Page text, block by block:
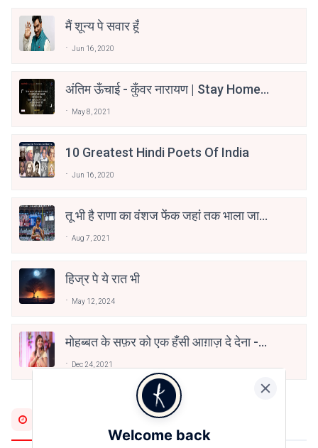
मैं शून्य पे सवार हूँ
Jun 16, 2020
अंतिम ऊँचाई - कुँवर नारायण | Stay Home
May 8, 2021
10 Greatest Hindi Poets Of India
Jun 16, 2020
तू भी है राणा का वंशज फेंक जहां तक भाला जाए:
Aug 7, 2021
हिज्र पे ये रात भी
May 12, 2024
मोहब्बत के सफ़र को एक हँसी आग़ाज़ दे देना -
Dec 24, 2021
Welcome back